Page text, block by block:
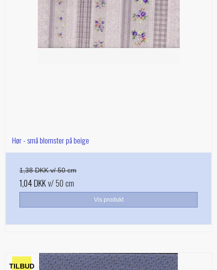
Hør - små blomster på beige
1,38 DKK v/ 50 cm
1,04 DKKv/ 50 cm
Vis produkt
TILBUD